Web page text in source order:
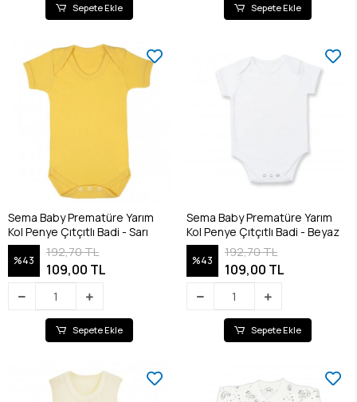
Sepete Ekle Sepete Ekle
Sema Baby Prematüre Yarım
Kol Penye Çıtçıtlı Badi - Sarı
%43
192,70 TL
109,00 TL
Sepete Ekle
Sema Baby Prematüre Yarım
Kol Penye Çıtçıtlı Badi - Beyaz
%43
192,70 TL
109,00 TL
Sepete Ekle